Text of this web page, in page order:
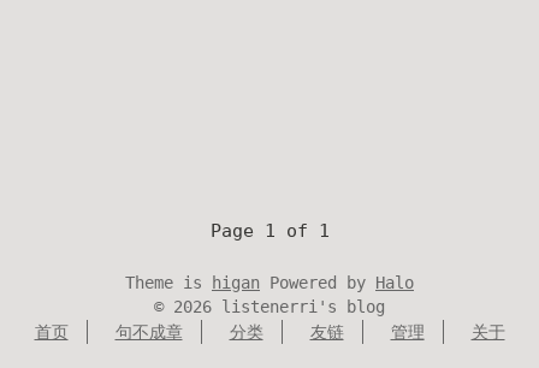
Page 1 of 1
Theme is higan Powered by Halo
© 2026 listenerri's blog
首页
句不成章 分类 友链 管理 关于